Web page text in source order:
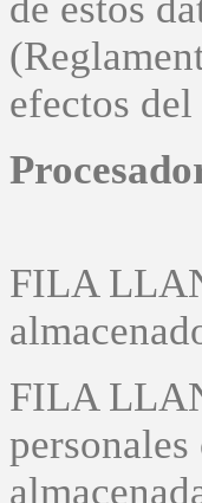
efectos
FILA
FILA